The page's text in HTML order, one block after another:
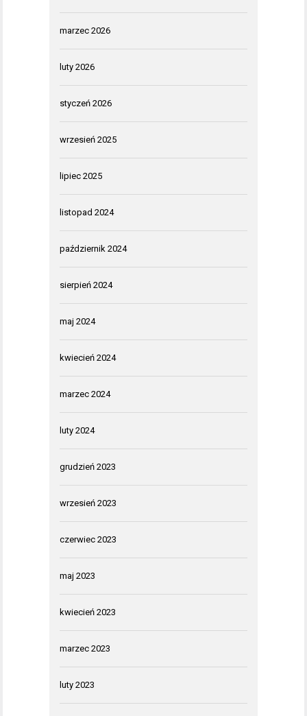
marzec 2026
luty 2026
styczeń 2026
wrzesień 2025
lipiec 2025
listopad 2024
październik 2024
sierpień 2024
maj 2024
kwiecień 2024
marzec 2024
luty 2024
grudzień 2023
wrzesień 2023
czerwiec 2023
maj 2023
kwiecień 2023
marzec 2023
luty 2023